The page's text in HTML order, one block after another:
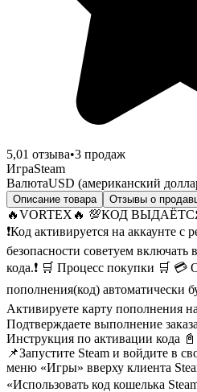
5,01 отзыва•3 продаж
ИграSteam
ВалютаUSD (американский
Описание товара Отзывы о
🔥VORTEX🔥 💯КОД
❗Код активируется на
безопасности советуем включать
кода.❗ 🛒 Процесс покупки 🛒 💳
пополнения(код) автоматически
Активируете карту пополнения
Подтверждаете выполнение
Инструкция по активации
📌Запустите Steam и войдите в
меню «Игры» вверху клиента
«Использовать код кошелька